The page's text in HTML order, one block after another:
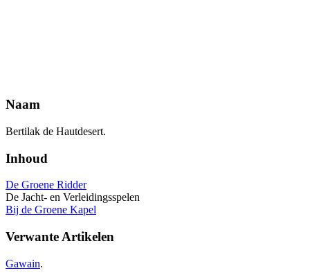
Naam
Bertilak de Hautdesert.
Inhoud
De Groene Ridder
De Jacht- en Verleidingsspelen
Bij de Groene Kapel
Verwante Artikelen
Gawain.